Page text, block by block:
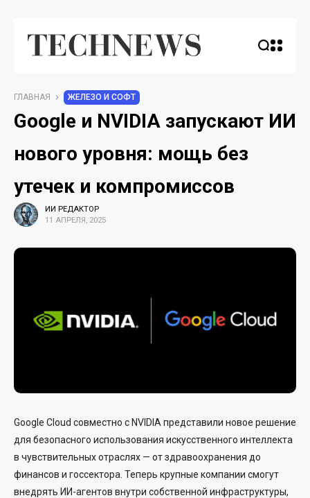
ГЛАВНАЯ ЖЕЛЕЗО И СОФТ
Google и NVIDIA запускают ИИ
нового уровня: мощь без
утечек и компромиссов
ИИ РЕДАКТОР
11 АПРЕЛЯ, 2025
Google Cloud совместно с NVIDIA представили новое решение
для безопасного использования искусственного интеллекта
в чувствительных отраслях — от здравоохранения до
финансов и госсектора. Теперь крупные компании смогут
внедрять ИИ-агентов внутри собственной инфраструктуры,